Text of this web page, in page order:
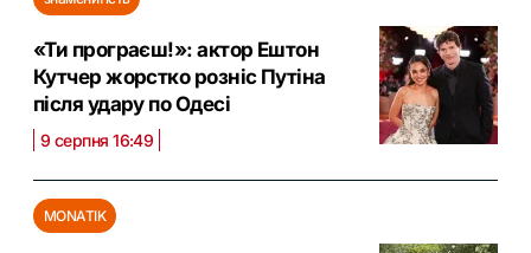
«Ти програєш!»: актор Ештон
Кутчер жорстко розніс Путіна
після удару по Одесі
9 серпня 16:49
MONATIK